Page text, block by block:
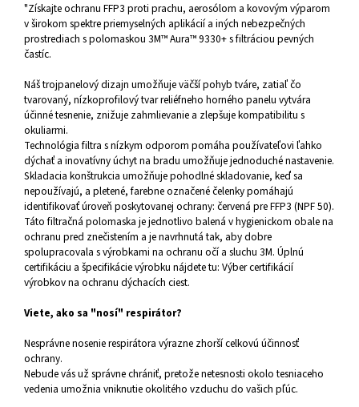
"Získajte ochranu FFP3 proti prachu, aerosólom a kovovým výparom
v širokom spektre priemyselných aplikácií a iných nebezpečných
prostrediach s polomaskou 3M™ Aura™ 9330+ s filtráciou pevných
častíc.
Náš trojpanelový dizajn umožňuje väčší pohyb tváre, zatiaľ čo
tvarovaný, nízkoprofilový tvar reliéfneho horného panelu vytvára
účinné tesnenie, znižuje zahmlievanie a zlepšuje kompatibilitu s
okuliarmi.
Technológia filtra s nízkym odporom pomáha používateľovi ľahko
dýchať a inovatívny úchyt na bradu umožňuje jednoduché nastavenie.
Skladacia konštrukcia umožňuje pohodlné skladovanie, keď sa
nepoužívajú, a pletené, farebne označené čelenky pomáhajú
identifikovať úroveň poskytovanej ochrany: červená pre FFP3 (NPF 50).
Táto filtračná polomaska je jednotlivo balená v hygienickom obale na
ochranu pred znečistením a je navrhnutá tak, aby dobre
spolupracovala s výrobkami na ochranu očí a sluchu 3M. Úplnú
certifikáciu a špecifikácie výrobku nájdete tu: Výber certifikácií
výrobkov na ochranu dýchacích ciest.
Viete, ako sa "nosí" respirátor?
Nesprávne nosenie respirátora výrazne zhorší celkovú účinnosť
ochrany.
Nebude vás už správne chrániť, pretože netesnosti okolo tesniaceho
vedenia umožnia vniknutie okolitého vzduchu do vašich pľúc.